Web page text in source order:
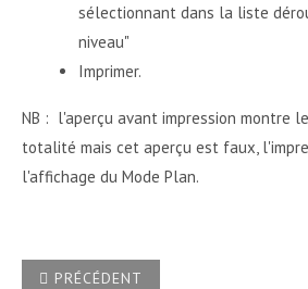
sélectionnant dans la liste
niveau"
Imprimer.
NB : l'aperçu avant impression montre
totalité mais cet aperçu est faux,
l'affichage du Mode Plan.
ARTICLE PRÉCÉDENT : EST-IL
PRÉCÉDENT